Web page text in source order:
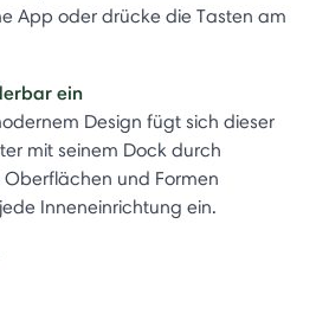
App oder drücke die Tasten am
ein
Design fügt sich dieser
mit seinem Dock durch
und Formen
Inneneinrichtung ein.